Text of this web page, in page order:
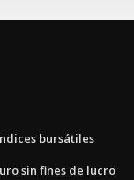
bursátiles
sin fines de lucro